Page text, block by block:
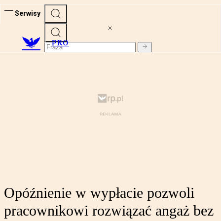
Serwisy
PRO
Opóźnienie w wypłacie pozwoli
pracownikowi rozwiązać angaż bez